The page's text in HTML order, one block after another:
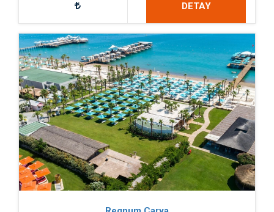
DETAY